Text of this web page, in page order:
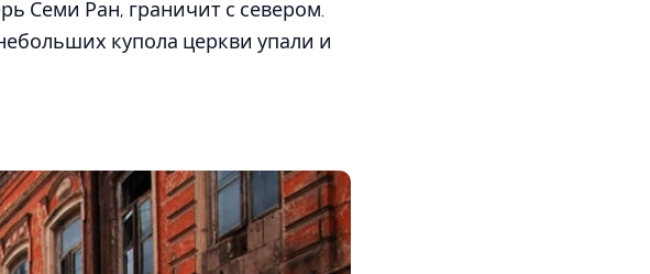
Семи Ран, граничит с севером.
купола церкви упали и